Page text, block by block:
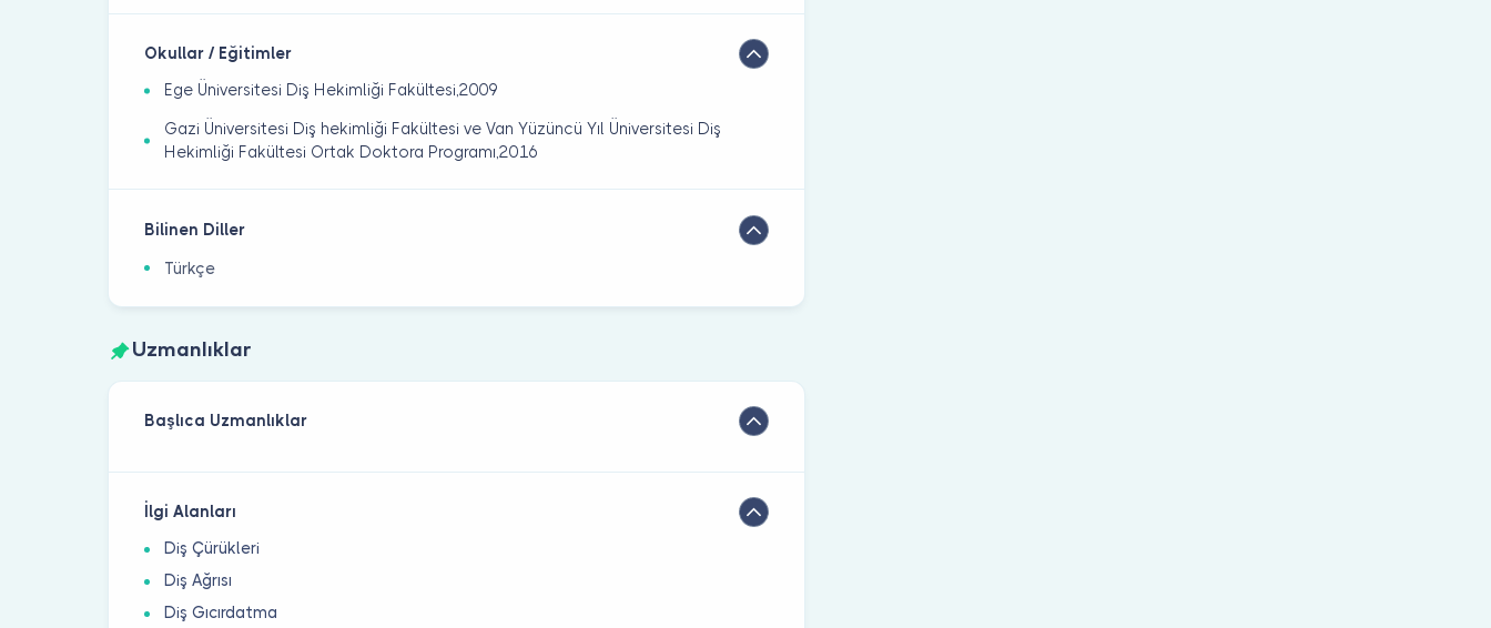
Okullar / Eğitimler
Ege Üniversitesi Diş Hekimliği Fakültesi,2009
Gazi Üniversitesi Diş hekimliği Fakültesi ve Van Yüzüncü Yıl Üniversitesi Diş
Hekimliği Fakültesi Ortak Doktora Programı,2016
Bilinen Diller
Türkçe
Uzmanlıklar
Başlıca Uzmanlıklar
İlgi Alanları
Diş Çürükleri
Diş Ağrısı
Diş Gıcırdatma